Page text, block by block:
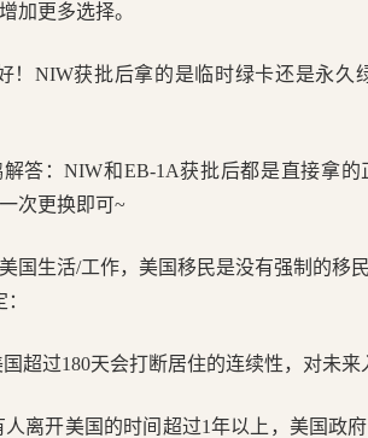
加更多选择。
！NIW获批后拿的是临时绿卡还是永久
答：NIW和EB-1A获批后都是直接拿
次更换即可~
国生活/工作，美国移民是没有强制的移
超过180天会打断居住的连续性，对未来
离开美国的时间超过1年以上，美国政